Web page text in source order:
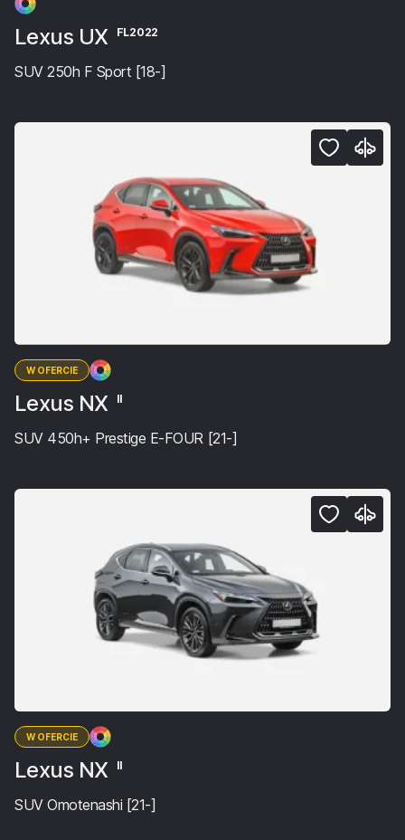
Lexus UX FL2022
SUV 250h F Sport [18-]
W OFERCIE
Lexus NX II
SUV 450h+ Prestige E-FOUR [21-]
W OFERCIE
Lexus NX II
SUV Omotenashi [21-]